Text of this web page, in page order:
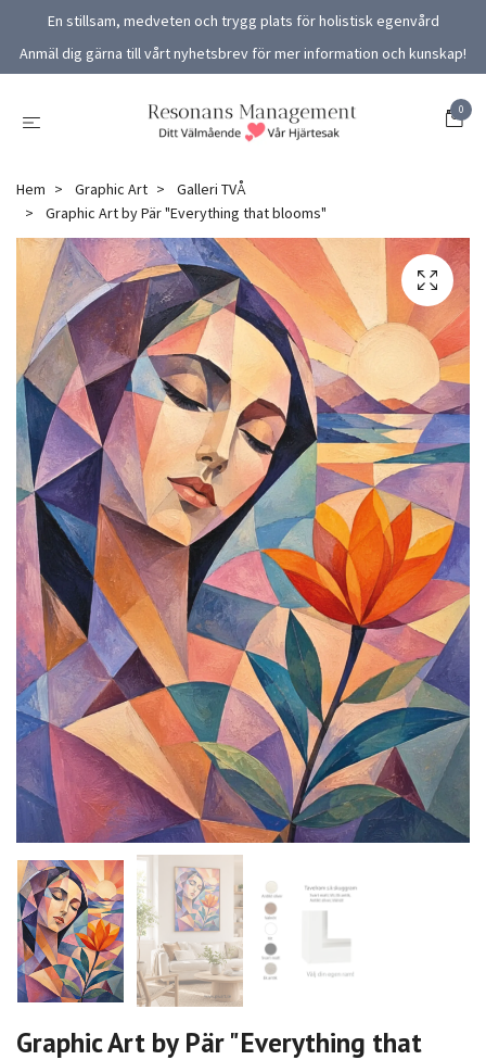
En stillsam, medveten och trygg plats för holistisk egenvård
Anmäl dig gärna till vårt nyhetsbrev för mer information och kunskap!
0
Hem Graphic Art
Galleri TVÅ
Graphic Art by Pär "Everything that blooms"
Graphic Art by Pär "Everything that